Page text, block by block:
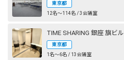
東京都
12名〜114名 / 3会議室
TIME SHARING 銀座 旗ビル
東京都
1名〜6名 / 13会議室